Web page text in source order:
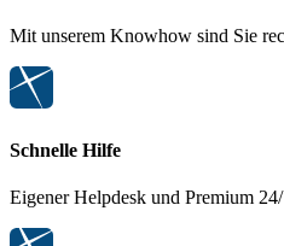
Mit unserem Knowhow sind Sie
Schnelle Hilfe
Eigener Helpdesk und Premium